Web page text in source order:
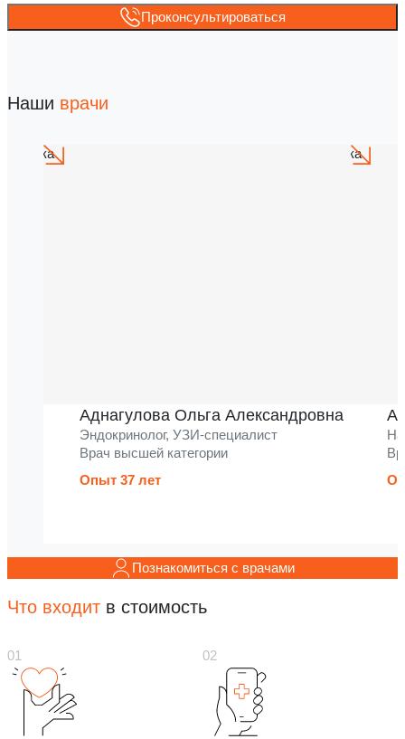
Проконсультироваться
Наши врачи
Аднагулова Ольга Александровна
Эндокринолог, УЗИ-специалист
Врач высшей категории
Опыт 37 лет
Познакомиться с врачами
Что входит в стоимость